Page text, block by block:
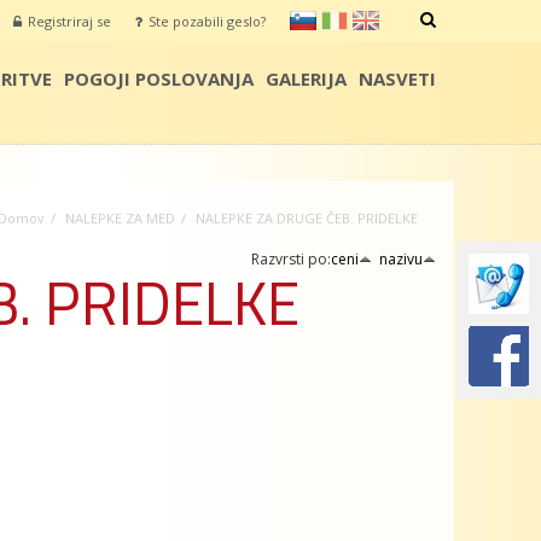
sl it en
Registriraj se Ste pozabili geslo?
POGOJI POSLOVANJA GALERIJA NASVETI
NALEPKE ZA MED NALEPKE ZA DRUGE ČEB. PRIDELKE
Razvrsti po:ceni nazivu
PRIDELKE